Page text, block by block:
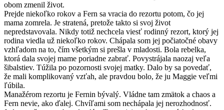
obom zmenil život.
Prejde niekoľko rokov a Fern sa vracia do rezortu potom, čo jej
mama zomrela. Je stratená, pretože takto si svoj život
nepredstavovala. Nikdy totiž nechcela viesť rodinný rezort, ktorý jej
rodina viedla už niekoľko rokov. Chápala som jej počiatočné obavy
vzhľadom na to, čím všetkým si prešla v mladosti. Bola rebelka,
ktorá dala svojej mame poriadne zabrať. Povystrájala naozaj veľa
šibalstiev. Túžila po pozornosti svojej matky. Dalo by sa povedať,
že mali komplikovaný vzťah, ale pravdou bolo, že ju Maggie veľmi
ľúbila.
Manažérom rezortu je Fernin bývalý. Vládne tam zmätok a chaos a
Fern nevie, ako ďalej. Chvíľami som nechápala jej nerozhodnosť.